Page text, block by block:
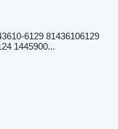
6129 81436106129
1445900...